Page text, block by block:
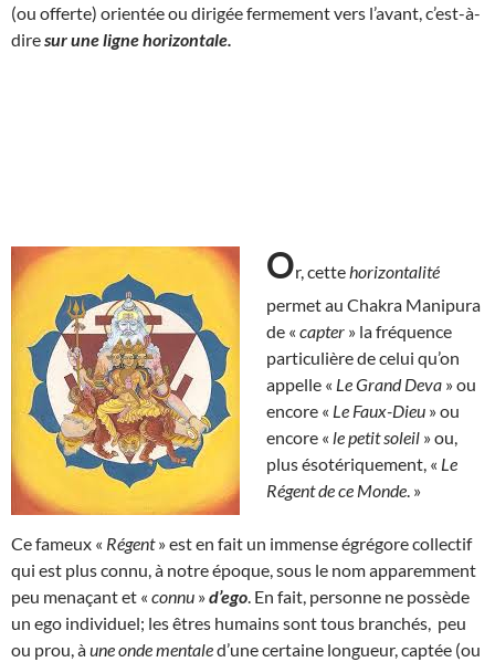
(ou offerte) orientée ou dirigée fermement vers l’avant, c’est-à-
diresur une ligne horizontale.
Or, cette horizontalité
permet au Chakra Manipura
de « capter » la fréquence
particulière de celui qu’on
appelle « Le Grand Deva » ou
encore « Le Faux-Dieu » ou
encore « le petit soleil » ou,
plus ésotériquement, « Le
Régent de ce Monde . »
Ce fameux « Régent» est en fait un immense égrégore collectif
qui est plus connu, à notre époque, sous le nom apparemment
peu menaçant et « connu »d’ego . En fait, personne ne possède
un ego individuel; les êtres humains sont tous branchés, peu
ou prou, àune onde mentaled’une certaine longueur, captée (ou